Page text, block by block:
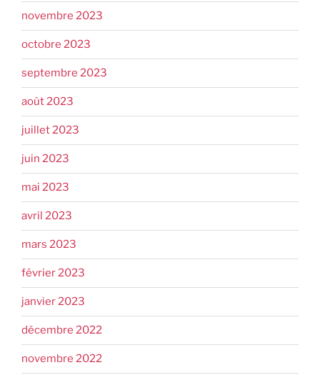
novembre 2023
octobre 2023
septembre 2023
août 2023
juillet 2023
juin 2023
mai 2023
avril 2023
mars 2023
février 2023
janvier 2023
décembre 2022
novembre 2022